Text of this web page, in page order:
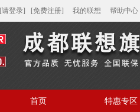
[请登录] [免费注册] 我的联想 帮助中心
首页 特惠专区